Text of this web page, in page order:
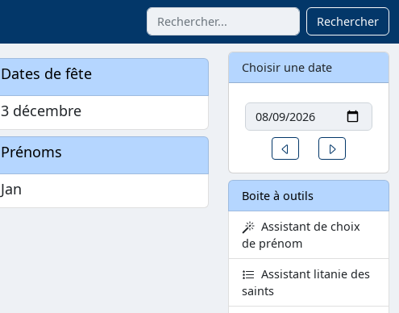
Rechercher
Dates de fête
3 décembre
Prénoms
Jan
Choisir une date
Date
Un jour avant
Boite à outils
Assistant de choix
de prénom
Assistant litanie des
saints